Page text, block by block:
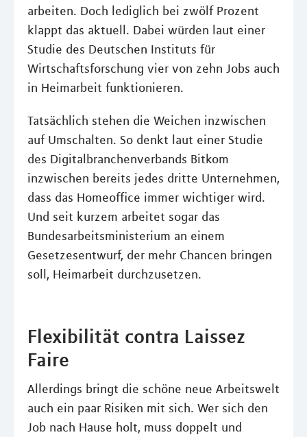
arbeiten. Doch lediglich bei zwölf Prozent
klappt das aktuell. Dabei würden laut einer
Studie des Deutschen Instituts für
Wirtschaftsforschung vier von zehn Jobs auch
in Heimarbeit funktionieren.
Tatsächlich stehen die Weichen inzwischen
auf Umschalten. So denkt laut einer Studie
des Digitalbranchenverbands Bitkom
inzwischen bereits jedes dritte Unternehmen,
dass das Homeoffice immer wichtiger wird.
Und seit kurzem arbeitet sogar das
Bundesarbeitsministerium an einem
Gesetzesentwurf, der mehr Chancen bringen
soll, Heimarbeit durchzusetzen.
Flexibilität contra Laissez
Faire
Allerdings bringt die schöne neue Arbeitswelt
auch ein paar Risiken mit sich. Wer sich den
Job nach Hause holt, muss doppelt und